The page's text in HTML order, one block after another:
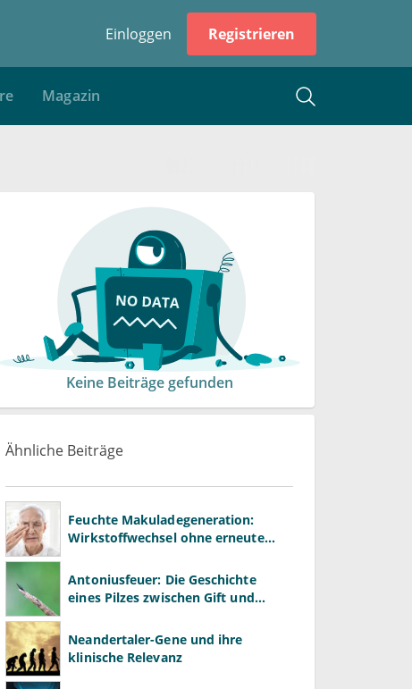
Einloggen Registrieren
Magazin
Keine Beiträge gefunden
Ähnliche Beiträge
Feuchte Makuladegeneration:
Wirkstoffwechsel ohne erneute
Antoniusfeuer: Die Geschichte
eines Pilzes zwischen Gift und
Neandertaler-Gene und ihre
klinische Relevanz